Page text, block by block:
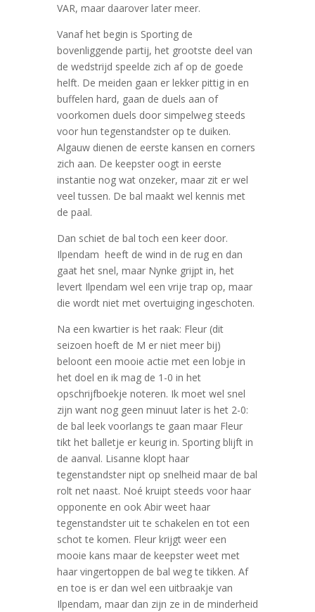
VAR, maar daarover later meer.
Vanaf het begin is Sporting de
bovenliggende partij, het grootste deel van
de wedstrijd speelde zich af op de goede
helft. De meiden gaan er lekker pittig in en
buffelen hard, gaan de duels aan of
voorkomen duels door simpelweg steeds
voor hun tegenstandster op te duiken.
Algauw dienen de eerste kansen en corners
zich aan. De keepster oogt in eerste
instantie nog wat onzeker, maar zit er wel
veel tussen. De bal maakt wel kennis met
de paal.
Dan schiet de bal toch een keer door.
Ilpendam heeft de wind in de rug en dan
gaat het snel, maar Nynke grijpt in, het
levert Ilpendam wel een vrije trap op, maar
die wordt niet met overtuiging ingeschoten.
Na een kwartier is het raak: Fleur (dit
seizoen hoeft de M er niet meer bij)
beloont een mooie actie met een lobje in
het doel en ik mag de 1-0 in het
opschrijfboekje noteren. Ik moet wel snel
zijn want nog geen minuut later is het 2-0:
de bal leek voorlangs te gaan maar Fleur
tikt het balletje er keurig in. Sporting blijft in
de aanval. Lisanne klopt haar
tegenstandster nipt op snelheid maar de bal
rolt net naast. Noé kruipt steeds voor haar
opponente en ook Abir weet haar
tegenstandster uit te schakelen en tot een
schot te komen. Fleur krijgt weer een
mooie kans maar de keepster weet met
haar vingertoppen de bal weg te tikken. Af
en toe is er dan wel een uitbraakje van
Ilpendam, maar dan zijn ze in de minderheid